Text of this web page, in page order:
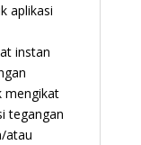
aplikasi
instan
mengikat
tegangan
atau